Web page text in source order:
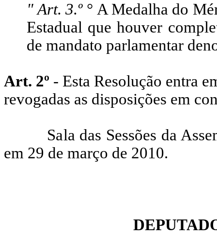
" Art. 3.º ° A Medalha do
Estadual que houver
de mandato parlamentar
Art. 2º - Esta Resolução entra
revogadas as disposições em
Sala das Sessões da
em 29 de março de 2010.